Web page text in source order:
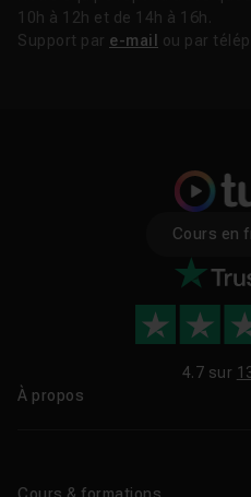
10h à 12h et de 14h à 16h.
Support par e-mail ou par
Cours en
4.7 sur
À propos